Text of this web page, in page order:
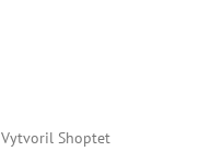
Vytvoril Shoptet